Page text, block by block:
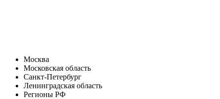
Москва
Московская область
Санкт-Петербург
Ленинградская область
Регионы РФ